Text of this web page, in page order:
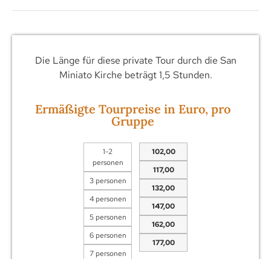
Die Länge für diese private Tour durch die San
Miniato Kirche beträgt 1,5 Stunden.
Ermäßigte Tourpreise in Euro, pro
Gruppe
1-2
personen
3 personen
4 personen
5 personen
6 personen
7 personen
102,00
117,00
132,00
147,00
162,00
177,00
mit dem Stadtrundgang?
müssen bedeckt sein.